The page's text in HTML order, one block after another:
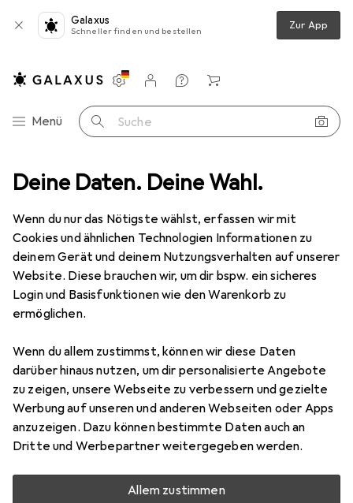
Deine Daten. Deine Wahl.
Wenn du nur das Nötigste wählst, erfassen wir mit
Cookies und ähnlichen Technologien Informationen zu
deinem Gerät und deinem Nutzungsverhalten auf unserer
Website. Diese brauchen wir, um dir bspw. ein sicheres
Login und Basisfunktionen wie den Warenkorb zu
ermöglichen.
Wenn du allem zustimmst, können wir diese Daten
darüber hinaus nutzen, um dir personalisierte Angebote
zu zeigen, unsere Webseite zu verbessern und gezielte
Werbung auf unseren und anderen Webseiten oder Apps
anzuzeigen. Dazu können bestimmte Daten auch an
Dritte und Werbepartner weitergegeben werden.
Allem zustimmen
Galaxus
Schneller finden und bestellen Zur App
Navigation nach Kategorien
Menü Suche
Einstellungen
Kundenkonto
Vergleichslisten
Merklisten
Warenkorb
Matratze vidaXL Taschenfederkernmatratze Dunkelgrau Samt
7 Bilder
vidaXLTaschenfederkernmatratze
Dunkelgrau Samt
160 x 210 cm
Preis in EUR inkl. MwSt.
EUR
203,78
Bewertungen Marke
Mehr von vidaXL